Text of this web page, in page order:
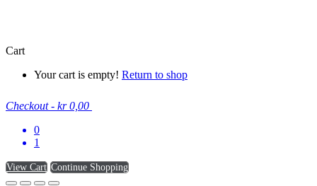
Cart
Your cart is empty! Return to shop
Checkout - kr 0,00
0
1
View Cart Continue Shopping